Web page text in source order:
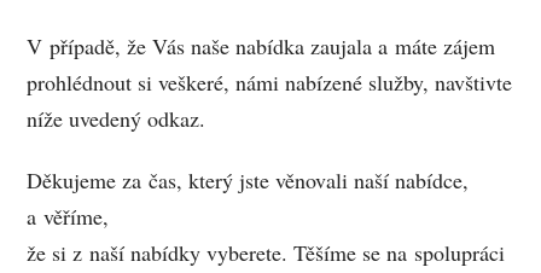
V případě, že Vás naše nabídka zaujala a máte zájem
prohlédnout si veškeré, námi nabízené služby, navštivte
níže uvedený odkaz.
Děkujeme za čas, který jste věnovali naší nabídce,
a věříme,
že si z naší nabídky vyberete. Těšíme se na spolupráci